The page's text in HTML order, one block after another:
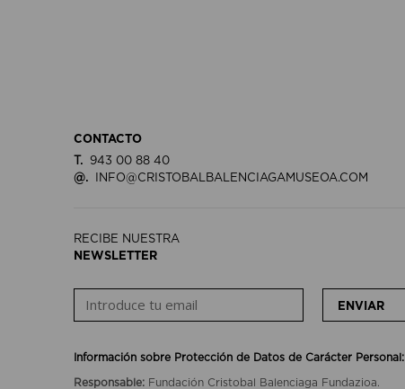
CONTACTO
T.
943 00 88 40
@.
INFO@CRISTOBALBALENCIAGAMUSEOA.COM
RECIBE NUESTRA
NEWSLETTER
ENVIAR
Información sobre Protección de Datos de Carácter Personal:
Responsable: Fundación Cristobal Balenciaga Fundazioa.